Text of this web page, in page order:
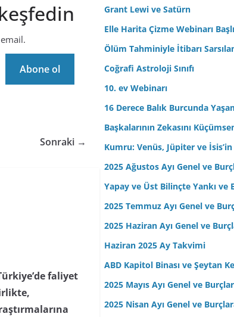
Abone ol
Sonraki →
faliyet
i
n
Grant Lewi ve Satürn
Elle Harita Çizme Webinarı
Ölüm Tahminiyle İtibarı
Coğrafi Astroloji Sınıfı
10. ev Webinarı
16 Derece Balık Burcunda
Başkalarının Zekasını
Kumru: Venüs, Jüpiter ve
2025 Ağustos Ayı Genel ve
Yapay ve Üst Bilinçte Yankı
2025 Temmuz Ayı Genel ve
2025 Haziran Ayı Genel ve
Haziran 2025 Ay Takvimi
ABD Kapitol Binası ve Şeytan
2025 Mayıs Ayı Genel ve
2025 Nisan Ayı Genel ve